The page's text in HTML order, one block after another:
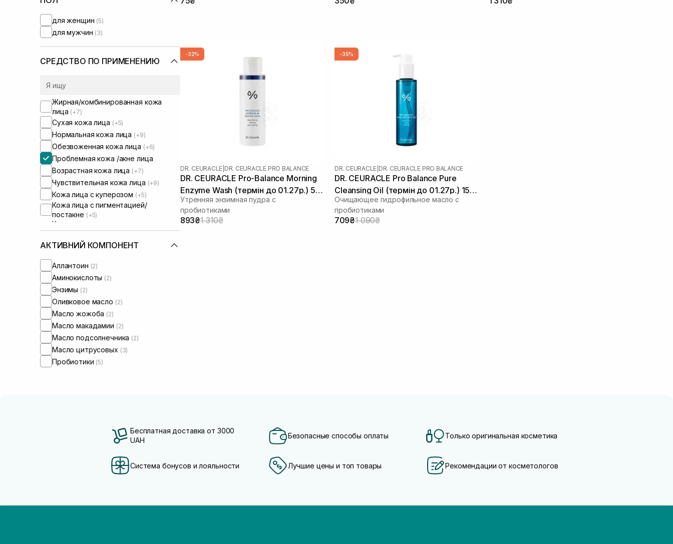
для женщин (5)
для мужчин (3)
СРЕДСТВО ПО ПРИМЕНЕНИЮ
Жирная/комбинированная кожа
лица (+7)
Сухая кожа лица (+5)
Нормальная кожа лица (+9)
Обезвоженная кожа лица (+6)
Проблемная кожа /акне лица
Возрастная кожа лица (+7)
Чувствительная кожа лица (+9)
Кожа лица с куперозом (+5)
Кожа лица с пигментацией/
постакне (+5)
Кожа лица с расширенными порами
Кожа лица с нарушенным
Кожа лица с нарушенным
микробиомом
АКТИВНИЙ КОМПОНЕНТ
Аллантоин (2)
Аминокислоты (2)
Энзимы (2)
Оливковое масло (2)
Масло жожоба (2)
Масло макадамии (2)
Масло подсолнечника (2)
Масло цитрусовых (3)
Пробиотики (5)
-32%
DR. CEURACLE DR. CEURACLE PRO BALANCE
DR. CEURACLE Pro-Balance Morning
Enzyme Wash (термін до 01.27р.) 50
г
Утренняя энзимная пудра с
пробиотиками
893₴1 310₴
-35%
DR. CEURACLE DR. CEURACLE PRO BALANCE
DR. CEURACLE Pro Balance Pure
Cleansing Oil (термін до 01.27р.) 155
мл
Очищающее гидрофильное масло с
пробиотиками
709₴1 090₴
Бесплатная доставка от 3000
UAH
Безопасные способы оплаты Только оригинальная косметика
Система бонусов и лояльности Лучшие цены и топ товары Рекомендации от косметологов